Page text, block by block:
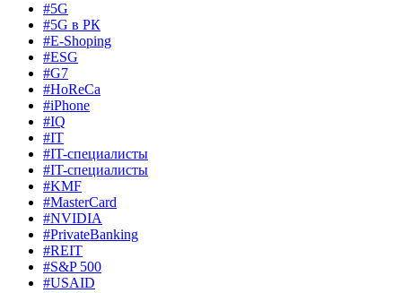
#5G
#5G в РК
#E-Shoping
#ESG
#G7
#HoReCa
#iPhone
#IQ
#IT
#IT-специалисты
#IT-специалисты
#KMF
#MasterCard
#NVIDIA
#PrivateBanking
#REIT
#S&P 500
#USAID